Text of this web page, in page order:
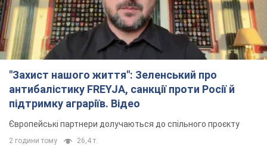
"Захист нашого життя": Зеленський про
антибалістику FREYJA, санкції проти Росії й
підтримку аграріїв. Відео
Європейські партнери долучаються до спільного проєкту
2 години тому 26,4 т.